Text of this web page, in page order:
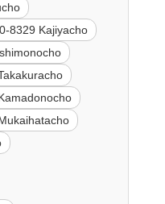
8329 Kajiyacho